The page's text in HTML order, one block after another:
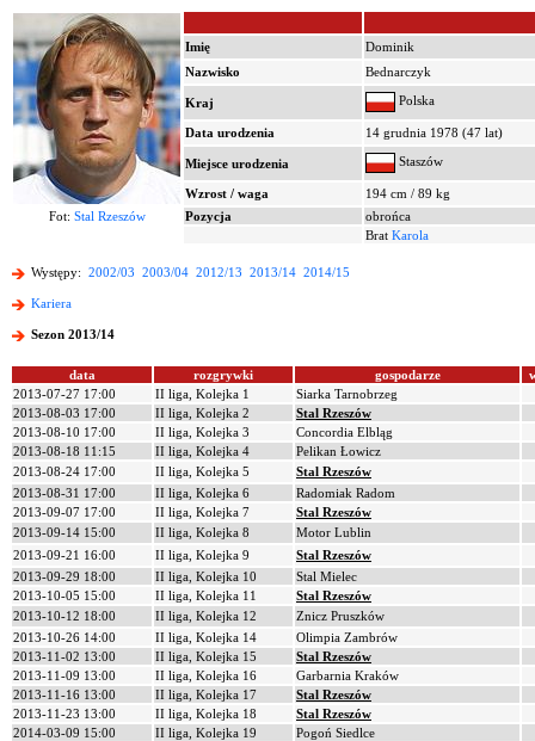
Imię
Dominik
Nazwisko
Bednarczyk
Kraj Polska
Data urodzenia 14 grudnia 1978 (47 lat)
Miejsce urodzenia Staszów
Wzrost / waga
194 cm / 89 kg
Fot: Stal Rzeszów Pozycja
obrońca
Brat Karola
Występy: 2002/03 2003/04 2012/13 2013/14 2014/15
Kariera
Sezon 2013/14
data rozgrywki gospodarze
2013-07-27 17:00
II liga, Kolejka 1
Siarka Tarnobrzeg
2013-08-03 17:00
II liga, Kolejka 2
Stal Rzeszów
2013-08-10 17:00
II liga, Kolejka 3
Concordia Elbląg
2013-08-18 11:15
II liga, Kolejka 4
Pelikan Łowicz
2013-08-24 17:00
II liga, Kolejka 5
Stal Rzeszów
2013-08-31 17:00
II liga, Kolejka 6
Radomiak Radom
2013-09-07 17:00
II liga, Kolejka 7
Stal Rzeszów
2013-09-14 15:00
II liga, Kolejka 8
Motor Lublin
2013-09-21 16:00
II liga, Kolejka 9
Stal Rzeszów
2013-09-29 18:00
II liga, Kolejka 10
Stal Mielec
2013-10-05 15:00
II liga, Kolejka 11
Stal Rzeszów
2013-10-12 18:00
II liga, Kolejka 12
Znicz Pruszków
2013-10-26 14:00
II liga, Kolejka 14
Olimpia Zambrów
2013-11-02 13:00
II liga, Kolejka 15
Stal Rzeszów
2013-11-09 13:00
II liga, Kolejka 16
Garbarnia Kraków
2013-11-16 13:00
II liga, Kolejka 17
Stal Rzeszów
2013-11-23 13:00
II liga, Kolejka 18
Stal Rzeszów
2014-03-09 15:00
II liga, Kolejka 19
Pogoń Siedlce